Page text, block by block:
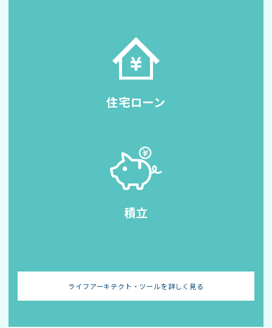
住宅ローン
積立
ライフアーキテクト・ツールを詳しく見る